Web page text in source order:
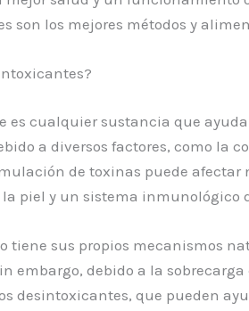
son los mejores métodos y
es cualquier sustancia que
a diversos factores, como la
de toxinas puede
la piel y un sistema inmunológico
tiene sus propios mecanismos
embargo, debido a la
desintoxicantes, que pueden